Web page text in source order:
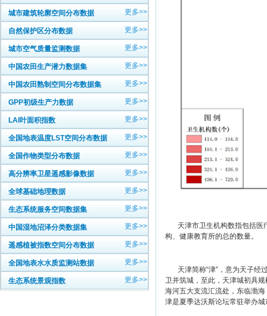
城市建筑轮廓空间分布数据 更多>>
自然保护区分布数据 更多>>
城市空气质量监测数据 更多>>
中国农田生产潜力数据集 更多>>
中国农田熟制空间分布数据集 更多>>
GPP初级生产力数据 更多>>
LAI叶面积指数 更多>>
全国地表温度LST空间分布数据 更多>>
全国作物类型分布数据 更多>>
高分辨率卫星遥感影像数据 更多>>
全球基础地理数据 更多>>
生态系统服务空间数据集 更多>>
中国湿地沼泽分类数据集 更多>>
遥感植被指数空间分布数据 更多>>
全国地表水水质监测站数据 更多>>
生态系统景观指数 更多>>
天津市卫生机构数指包括医
构、健康教育所的总的数量。
天津简称“津”，意为天子经
卫并筑城，至此，天津城初具
海河五大支流汇流处，东临渤
津是夏季达沃斯论坛常驻举办城